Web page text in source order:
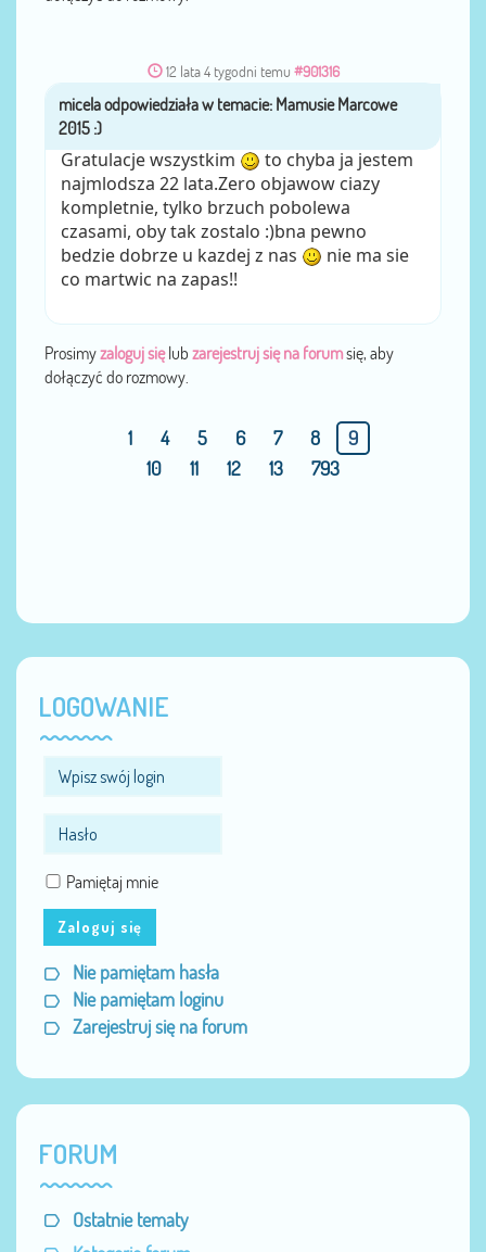
12 lata 4 tygodni temu #901316
przezmicela
Gratulacje wszystkim
to chyba ja jestem
najmlodsza 22 lata.Zero objawow ciazy
kompletnie, tylko brzuch pobolewa
czasami, oby tak zostalo :)bna pewno
bedzie dobrze u kazdej z nas
nie ma sie
co martwic na zapas!!
Prosimyzaloguj sięlub zarejestruj się na forumsię, aby
dołączyć do rozmowy.
1 4 5 6 7 8
9
10
11 12 13 793
LOGOWANIE
Pamiętaj mnie
Zaloguj się
Nie pamiętam hasła
Nie pamiętam loginu
Zarejestruj się na forum
FORUM
Ostatnie tematy